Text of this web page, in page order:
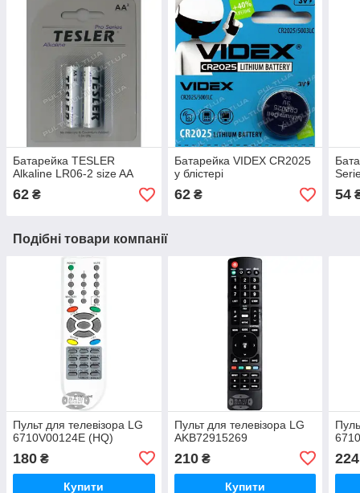
Батарейка TESLER
Alkaline LR06-2 size AA
62 ₴
Батарейка VIDEX CR2025
у блістері
62₴ 54
Подібні товари компанії
Пульт для телевізора LG
6710V00124E (HQ)
180 ₴
Купити
Пульт для телевізора LG
AKB72915269
210₴
Купити
224